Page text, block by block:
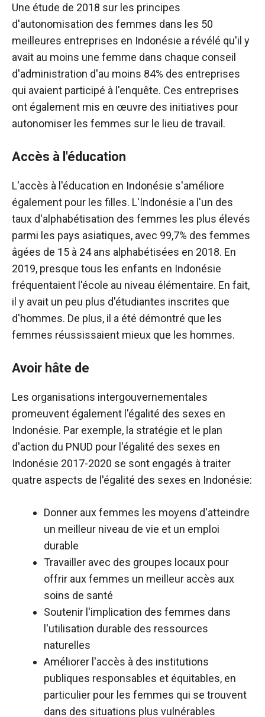
Une étude de 2018 sur les principes
d'autonomisation des femmes dans les 50
meilleures entreprises en Indonésie a révélé qu'il y
avait au moins une femme dans chaque conseil
d'administration d'au moins 84% ​​des entreprises
qui avaient participé à l'enquête. Ces entreprises
ont également mis en œuvre des initiatives pour
autonomiser les femmes sur le lieu de travail.
Accès à l'éducation
L'accès à l'éducation en Indonésie s'améliore
également pour les filles. L'Indonésie a l'un des
taux d'alphabétisation des femmes les plus élevés
parmi les pays asiatiques, avec 99,7% des femmes
âgées de 15 à 24 ans alphabétisées en 2018. En
2019, presque tous les enfants en Indonésie
fréquentaient l'école au niveau élémentaire. En fait,
il y avait un peu plus d'étudiantes inscrites que
d'hommes. De plus, il a été démontré que les
femmes réussissaient mieux que les hommes.
Avoir hâte de
Les organisations intergouvernementales
promeuvent également l'égalité des sexes en
Indonésie. Par exemple, la stratégie et le plan
d'action du PNUD pour l'égalité des sexes en
Indonésie 2017-2020 se sont engagés à traiter
quatre aspects de l'égalité des sexes en Indonésie:
Donner aux femmes les moyens d'atteindre
un meilleur niveau de vie et un emploi
durable
Travailler avec des groupes locaux pour
offrir aux femmes un meilleur accès aux
soins de santé
Soutenir l'implication des femmes dans
l'utilisation durable des ressources
naturelles
Améliorer l'accès à des institutions
publiques responsables et équitables, en
particulier pour les femmes qui se trouvent
dans des situations plus vulnérables